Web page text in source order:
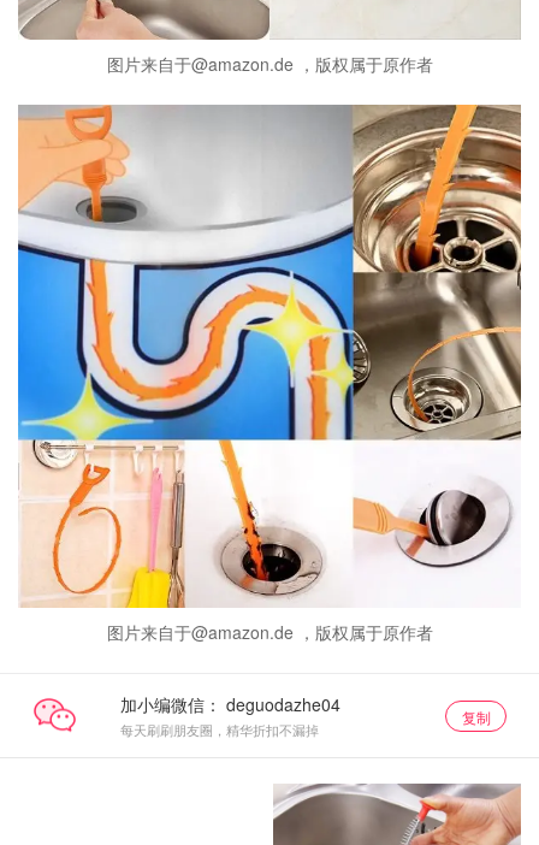
图片来自于@amazon.de ，版权属于原作者
图片来自于@amazon.de ，版权属于原作者
加小编微信：
每天刷刷朋友圈，精华折扣不漏掉
复制